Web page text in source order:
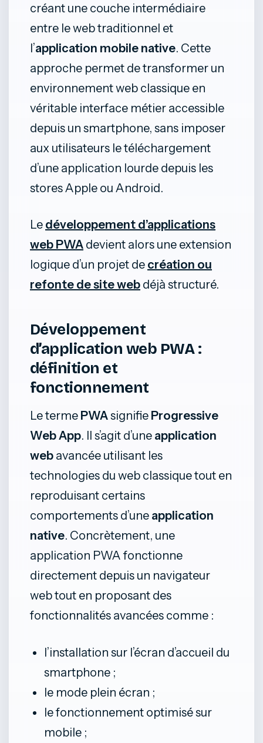
créant une couche intermédiaire
entre le web traditionnel et
l’application mobile native. Cette
approche permet de transformer un
environnement web classique en
véritable interface métier accessible
depuis un smartphone, sans imposer
aux utilisateurs le téléchargement
d’une application lourde depuis les
stores Apple ou Android.
Le développement d’applications
web PWA devient alors une extension
logique d’un projet de création ou
refonte de site web déjà structuré.
Développement
d’application web PWA :
définition et
fonctionnement
Le terme PWAsignifie Progressive
Web App. Il s’agit d’une application
web avancée utilisant les
technologies du web classique tout en
reproduisant certains
comportements d’une application
native. Concrètement, une
application PWA fonctionne
directement depuis un navigateur
web tout en proposant des
fonctionnalités avancées comme :
l’installation sur l’écran d’accueil du
smartphone ;
le mode plein écran ;
le fonctionnement optimisé sur
mobile ;